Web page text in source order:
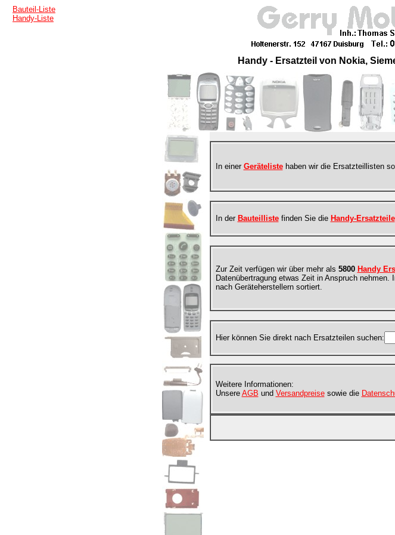
Bauteil-Liste
Handy-Liste
Handy - Ersatzteil von Nokia,
In einer Gerätelistehaben wir die Ersatzteillisten
In der Bauteillistefinden Sie die Handy-Ersatzteile
Zur Zeit verfügen wir über mehr als 5800 Handy
Datenübertragung etwas Zeit in Anspruch nehmen.
nach Geräteherstellern sortiert.
Hier können Sie direkt nach Ersatzteilen suchen:
Weitere Informationen:
Unsere AGB und Versandpreisesowie die